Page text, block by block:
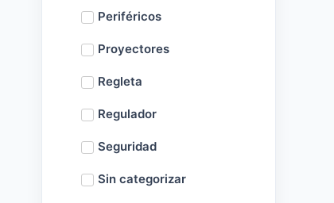
Periféricos
Proyectores
Regleta
Regulador
Seguridad
Sin categorizar